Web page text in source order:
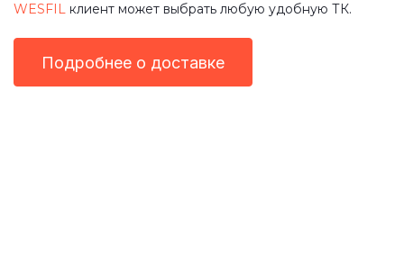
WESFIL клиент может выбрать любую удобную ТК.
Подробнее о доставке